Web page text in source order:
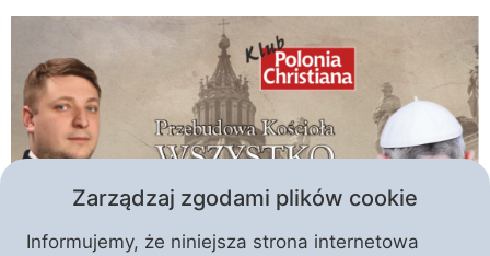
Zarządzaj zgodami plików cookie
Informujemy, że niniejsza strona internetowa